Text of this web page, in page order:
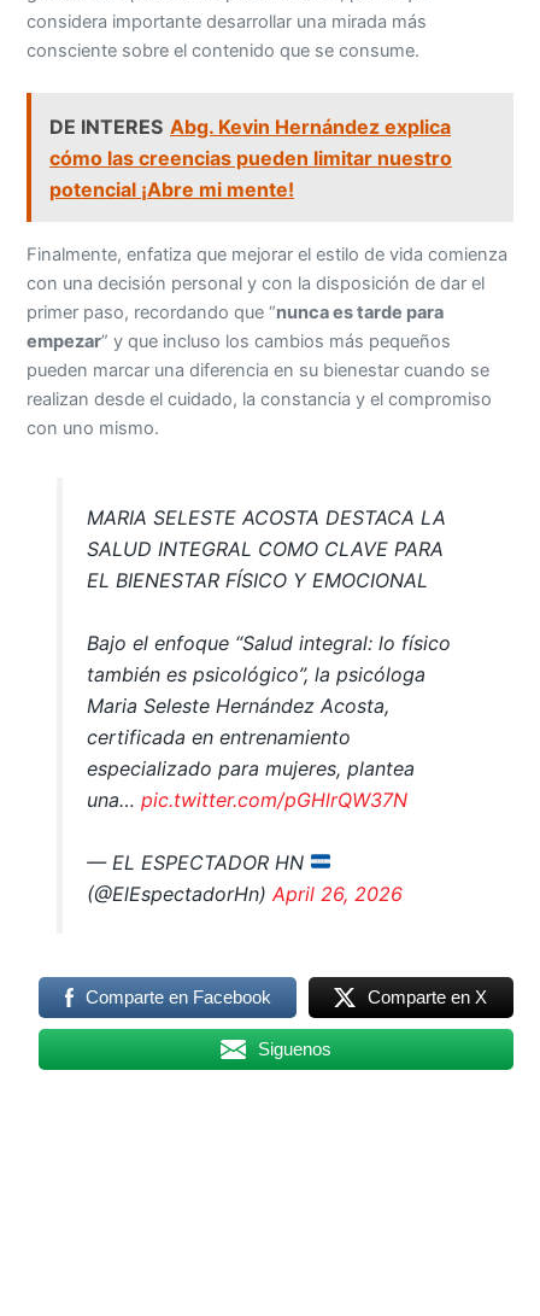
Abg. Kevin Hernández explica
potencial ¡Abre mi mente!
Finalmente, enfatiza que mejorar el estilo de vida comienza
con una decisión personal y con la disposición de dar el
primer paso, recordando que “nunca es tarde para
empezar” y que incluso los cambios más pequeños
pueden marcar una diferencia en su bienestar cuando se
realizan desde el cuidado, la constancia y el compromiso
con uno mismo.
EL BIENESTAR FÍSICO Y EMOCIONAL
Bajo el enfoque “Salud integral: lo físico
Maria Seleste Hernández Acosta,
certificada en entrenamiento
especializado para mujeres, plantea
una…pic.twitter.com/pGHlrQW37N
— EL ESPECTADOR HN
Siguenos